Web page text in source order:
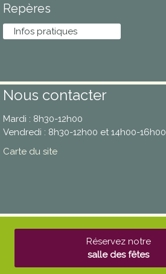
Repères
Infos pratiques
Nous contacter
Mardi : 8h30-12h00
Vendredi : 8h30-12h00 et 14h00-16h00
Carte du site
Réservez notre
salle des fêtes